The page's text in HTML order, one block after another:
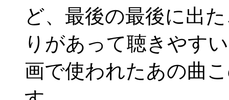
ど、最後の最後に出
りがあって聴きやす
画で使われたあの曲